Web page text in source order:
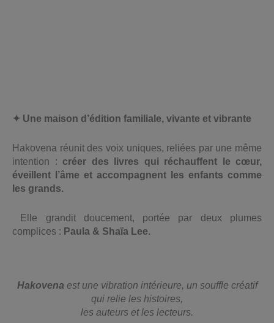
✦ Une maison d’édition familiale, vivante et vibrante
Hakovena réunit des voix uniques, reliées par une même
intention : créer des livres qui réchauffent le cœur,
éveillent l’âme et accompagnent les enfants comme
les grands.
Elle grandit doucement, portée par deux plumes
complices : Paula & Shaïa Lee.
Hakovena est une vibration intérieure, un souffle créatif
qui relie les histoires,
les auteurs et les lecteurs.